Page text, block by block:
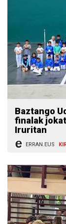
Baztango
finalak
Iruritan
ERRAN.EUS